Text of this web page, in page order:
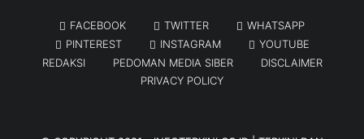
FACEBOOK TWITTER
WHATSAPP
PINTEREST
INSTAGRAM
YOUTUBE
REDAKSI
PEDOMAN MEDIA SIBER
DISCLAIMER
PRIVACY POLICY